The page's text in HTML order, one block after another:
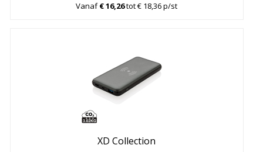
Vanaf€ 16,26tot € 18,36 p/st
XD Collection